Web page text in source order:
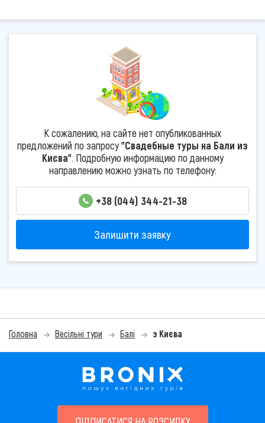
К сожалению, на сайте нет опубликованных
предложений по запросу"Свадебные туры на Бали из
Києва". Подробную информацию по данному
направлению можно узнать по телефону:
+38 (044) 344-21-38
Залишити заявку
Головна Весільні тури Балі з Києва